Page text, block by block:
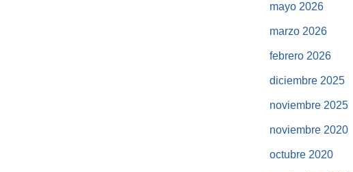
mayo 2026
marzo 2026
febrero 2026
diciembre 2025
noviembre 2025
noviembre 2020
octubre 2020